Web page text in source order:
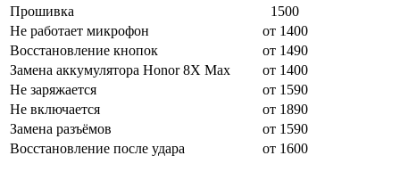
Прошивка
1500
Не работает микрофон
от 1400
Восстановление кнопок
от 1490
Замена аккумулятора Honor 8X Max
от 1400
Не заряжается
от 1590
Не включается
от 1890
Замена разъёмов
от 1590
Восстановление после удара
от 1600